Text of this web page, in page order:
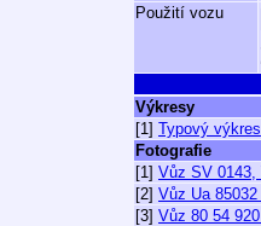
Použití vozu
Výkresy
[1] Typový výkres
Fotografie
[1] Vůz SV 0143,
[2] Vůz Ua
[3] Vůz 80 54